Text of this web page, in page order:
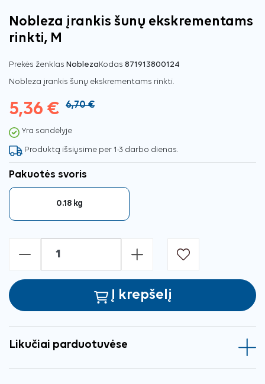
Nobleza įrankis šunų ekskrementams
rinkti, M
Prekės ženklas NoblezaKodas 871913800124
Nobleza įrankis šunų ekskrementams rinkti.
5,36 € 6,70 €
Yra sandėlyje
Produktą išsiųsime per 1-3 darbo dienas.
Pakuotės svoris
0.18 kg
- +
Į krepšelį
Likučiai parduotuvėse